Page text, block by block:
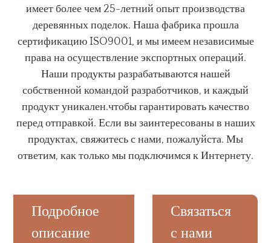
имеет более чем 25-летний опыт производства
деревянных поделок. Наша фабрика прошла
сертификацию ISO9001, и мы имеем независимые
права на осуществление экспортных операций.
Наши продукты разрабатываются нашей
собственной командой разработчиков, и каждый
продукт уникален.чтобы гарантировать качество
перед отправкой. Если вы заинтересованы в наших
продуктах, свяжитесь с нами, пожалуйста. Мы
ответим, как только мы подключимся к Интернету.
Подробное
описание
Связаться
с нами